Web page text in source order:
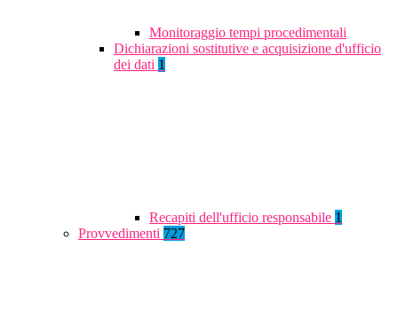
Monitoraggio tempi procedimentali
Dichiarazioni sostitutive e acquisizione d'ufficio
dei dati 1
Recapiti dell'ufficio responsabile 1
Provvedimenti 727